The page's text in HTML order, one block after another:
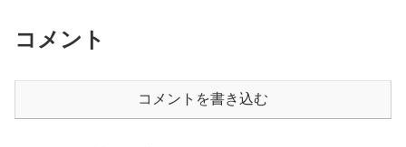
コメント
コメントを書き込む